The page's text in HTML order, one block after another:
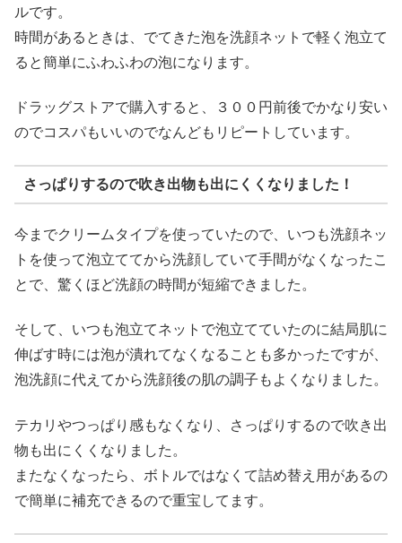
ルです。
時間があるときは、でてきた泡を洗顔ネットで軽く泡立て
ると簡単にふわふわの泡になります。
ドラッグストアで購入すると、３００円前後でかなり安い
のでコスパもいいのでなんどもリピートしています。
さっぱりするので吹き出物も出にくくなりました！
今までクリームタイプを使っていたので、いつも洗顔ネッ
トを使って泡立ててから洗顔していて手間がなくなったこ
とで、驚くほど洗顔の時間が短縮できました。
そして、いつも泡立てネットで泡立てていたのに結局肌に
伸ばす時には泡が潰れてなくなることも多かったですが、
泡洗顔に代えてから洗顔後の肌の調子もよくなりました。
テカリやつっぱり感もなくなり、さっぱりするので吹き出
物も出にくくなりました。
またなくなったら、ボトルではなくて詰め替え用があるの
で簡単に補充できるので重宝してます。